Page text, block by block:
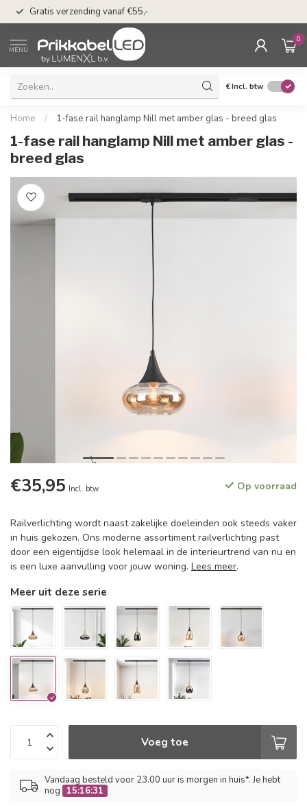
Gratis verzending vanaf €55,-
MENU
0
€Incl. btw
Home / 1-fase rail hanglamp Nill met amber glas - breed glas
1-fase rail hanglamp Nill met amber glas -
breed glas
€35,95 Incl. btw Op voorraad
Railverlichting wordt naast zakelijke doeleinden ook steeds vaker
in huis gekozen. Ons moderne assortiment railverlichting past
door een eigentijdse look helemaal in de interieurtrend van nu en
is een luxe aanvulling voor jouw woning. Lees meer.
Meer uit deze serie
Voeg toe
Vandaag besteld voor 23.00 uur is morgen in huis*. Je hebt
nog
15:16:31